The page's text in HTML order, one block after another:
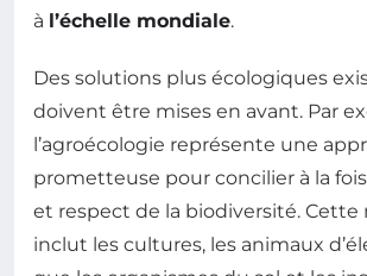
à l’échelle mondiale.
Des solutions plus écologiques
doivent être mises en avant. Par
l’agroécologie représente une
prometteuse pour concilier à la fois
et respect de la biodiversité.
inclut les cultures, les animaux